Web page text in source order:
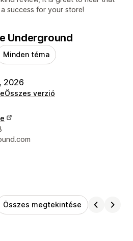
success for your store!
Underground
Minden téma
2026
Összes verzió
adatai
Összes megtekintése